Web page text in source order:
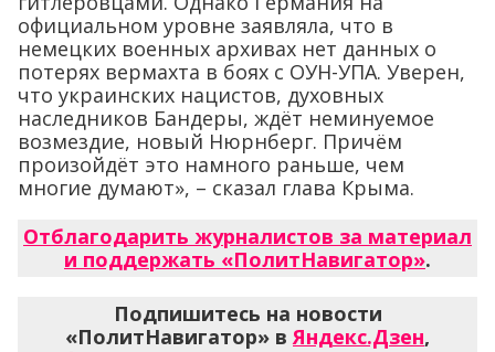
официальном уровне заявляла, что в
немецких военных архивах нет данных о
потерях вермахта в боях с ОУН-УПА. Уверен,
что украинских нацистов, духовных
наследников Бандеры, ждёт неминуемое
возмездие, новый Нюрнберг. Причём
произойдёт это намного раньше, чем
многие думают», – сказал глава Крыма.
Отблагодарить журналистов за материал
и поддержать «ПолитНавигатор».
Подпишитесь на новости
«ПолитНавигатор» в Яндекс.Дзен,